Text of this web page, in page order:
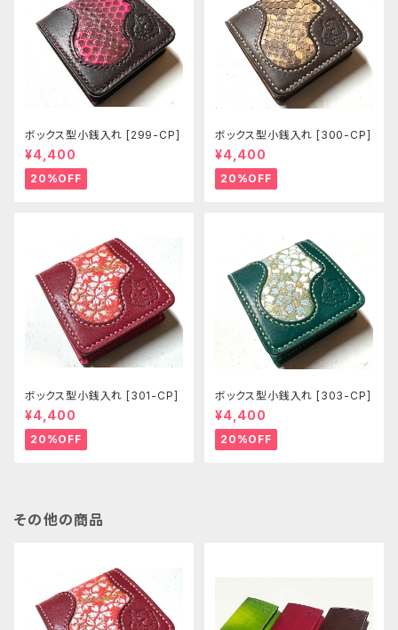
ボックス型小銭入れ [299-CP]
¥4,400
20%OFF
ボックス型小銭入れ [300-CP]
¥4,400
20%OFF
ボックス型小銭入れ [301-CP]
¥4,400
20%OFF
ボックス型小銭入れ [303-CP]
¥4,400
20%OFF
その他の商品